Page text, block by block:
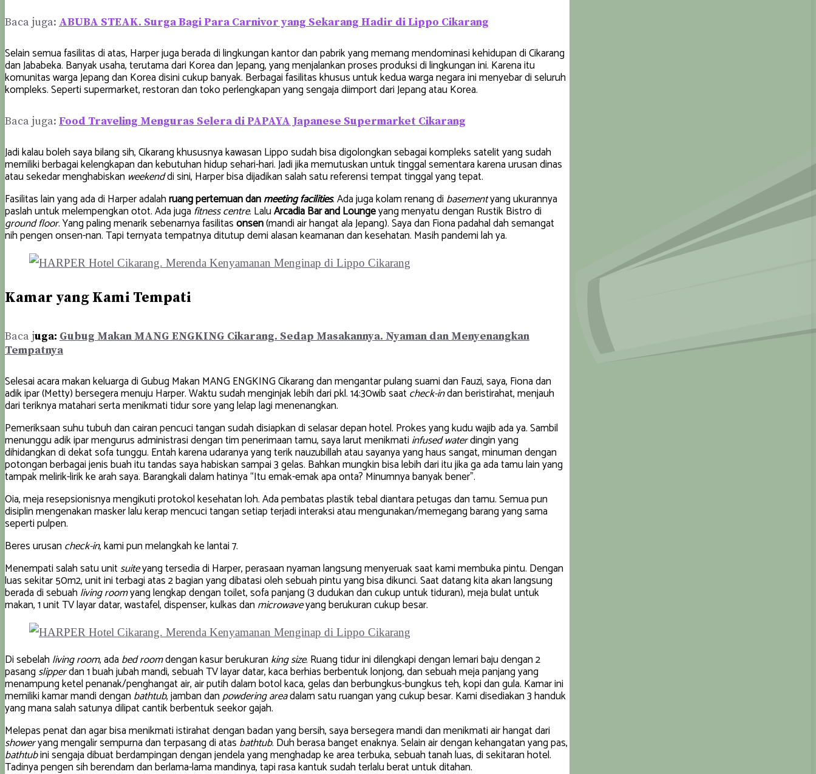
Baca juga: ABUBA STEAK. Surga Bagi Para Carnivor yang Sekarang Hadir di Lippo Cikarang
Selain semua fasilitas di atas, Harper juga berada di lingkungan kantor dan pabrik yang memang mendominasi kehidupan di Cikarang
dan Jababeka. Banyak usaha, terutama dari Korea dan Jepang, yang menjalankan proses produksi di lingkungan ini. Karena itu
komunitas warga Jepang dan Korea disini cukup banyak. Berbagai fasilitas khusus untuk kedua warga negara ini menyebar di seluruh
kompleks. Seperti supermarket, restoran dan toko perlengkapan yang sengaja diimport dari Jepang atau Korea.
Baca juga: Food Traveling Menguras Selera di PAPAYA Japanese Supermarket Cikarang
Jadi kalau boleh saya bilang sih, Cikarang khususnya kawasan Lippo sudah bisa digolongkan sebagai kompleks satelit yang sudah
memiliki berbagai kelengkapan dan kebutuhan hidup sehari-hari. Jadi jika memutuskan untuk tinggal sementara karena urusan dinas
atau sekedar menghabiskan weekenddi sini, Harper bisa dijadikan salah satu referensi tempat tinggal yang tepat.
Fasilitas lain yang ada di Harper adalahruang pertemuan danmeeting facilities. Ada juga kolam renang di basementyang ukurannya
paslah untuk melempengkan otot. Ada juga fitness centre. LaluArcadia Bar and Loungeyang menyatu dengan Rustik Bistro di
ground floor. Yang paling menarik sebenarnya fasilitasonsen(mandi air hangat ala Jepang). Saya dan Fiona padahal dah semangat
nih pengen onsen-nan. Tapi ternyata tempatnya ditutup demi alasan keamanan dan kesehatan. Masih pandemi lah ya.
Kamar yang Kami Tempati
Baca juga: Gubug Makan MANG ENGKING Cikarang. Sedap Masakannya. Nyaman dan Menyenangkan
Tempatnya
Selesai acara makan keluarga di Gubug Makan MANG ENGKING Cikarang dan mengantar pulang suami dan Fauzi, saya, Fiona dan
adik ipar (Metty) bersegera menuju Harper. Waktu sudah menginjak lebih dari pkl. 14:30wib saatcheck-indan beristirahat, menjauh
dari teriknya matahari serta menikmati tidur sore yang lelap lagi menenangkan.
Pemeriksaan suhu tubuh dan cairan pencuci tangan sudah disiapkan di selasar depan hotel. Prokes yang kudu wajib ada ya. Sambil
menunggu adik ipar mengurus administrasi dengan tim penerimaan tamu, saya larut menikmati infused waterdingin yang
dihidangkan di dekat sofa tunggu. Entah karena udaranya yang terik nauzubillah atau sayanya yang haus sangat, minuman dengan
potongan berbagai jenis buah itu tandas saya habiskan sampai 3 gelas. Bahkan mungkin bisa lebih dari itu jika ga ada tamu lain yang
tampak melirik-lirik ke arah saya. Barangkali dalam hatinya “Itu emak-emak apa onta? Minumnya banyak bener”.
Oia, meja resepsionisnya mengikuti protokol kesehatan loh. Ada pembatas plastik tebal diantara petugas dan tamu. Semua pun
disiplin mengenakan masker lalu kerap mencuci tangan setiap terjadi interaksi atau mengunakan/memegang barang yang sama
seperti pulpen.
Beres urusan check-in, kami pun melangkah ke lantai 7.
Menempati salah satu unitsuiteyang tersedia di Harper, perasaan nyaman langsung menyeruak saat kami membuka pintu. Dengan
luas sekitar 50m2, unit ini terbagi atas 2 bagian yang dibatasi oleh sebuah pintu yang bisa dikunci. Saat datang kita akan langsung
berada di sebuah living roomyang lengkap dengan toilet, sofa panjang (3 dudukan dan cukup untuk tiduran), meja bulat untuk
makan, 1 unit TV layar datar, wastafel, dispenser, kulkas dan microwaveyang berukuran cukup besar.
Di sebelah living room, ada bed roomdengan kasur berukuran king size. Ruang tidur ini dilengkapi dengan lemari baju dengan 2
pasang slipperdan 1 buah jubah mandi, sebuah TV layar datar, kaca berhias berbentuk lonjong, dan sebuah meja panjang yang
menampung ketel penanak/penghangat air, air putih dalam botol kaca, gelas dan berbungkus-bungkus teh, kopi dan gula. Kamar ini
memiliki kamar mandi dengan bathtub, jamban danpowdering areadalam satu ruangan yang cukup besar. Kami disediakan 3 handuk
yang mana salah satunya dilipat cantik berbentuk seekor gajah.
Melepas penat dan agar bisa menikmati istirahat dengan badan yang bersih, saya bersegera mandi dan menikmati air hangat dari
showeryang mengalir sempurna dan terpasang di atas bathtub. Duh berasa banget enaknya. Selain air dengan kehangatan yang pas,
bathtubini sengaja dibuat berdampingan dengan jendela yang menghadap ke area terbuka, sebuah tanah luas, di sekitaran hotel.
Tadinya pengen sih berendam dan berlama-lama mandinya, tapi rasa kantuk sudah terlalu berat untuk ditahan.